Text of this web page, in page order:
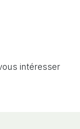
intéresser